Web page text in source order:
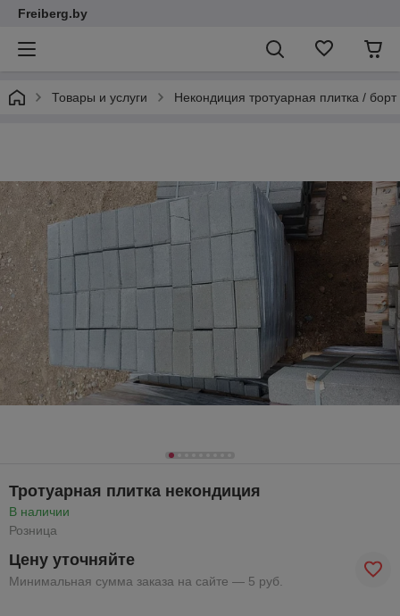
Freiberg.by
Товары и услуги Некондиция тротуарная плитка / борт
Тротуарная плитка некондиция
В наличии
Розница
Цену уточняйте
Минимальная сумма заказа на сайте — 5 руб.